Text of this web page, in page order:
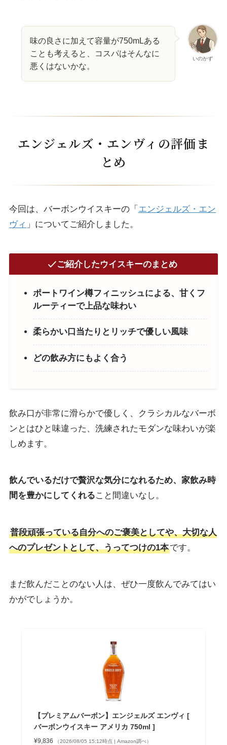
いのかず
味の良さに加えて容量が750mLある
ことも考えると、コスパはそんなに
悪くはないかな。
エンジェルズ・エンヴィの評価ま
とめ
今回は、バーボンウイスキーの「 エンジェルズ・エン
ヴィ 」についてご紹介しました。
ご紹介したウイスキーのまとめ
ポートワイン樽フィニッシュによる、甘くフ
ルーティーで上品な味わい
柔らかい口当たりとリッチで優しい風味
どの飲み方にもよく合う
飲み口が非常に滑らかで優しく、クラシカルなバーボ
ンとはひと味違った、洗練されたモダンな味わいが楽
しめます。
飲んでいるだけで贅沢な気分になれるため、家飲み時
間を豊かにしてくれること間違いなし。
普段頑張っている自分へのご褒美としてや、大切な人
へのプレゼントとして、うってつけの1本です。
まだ飲んだことのない人は、ぜひ一度飲んでみてはい
かがでしょうか。
【プレミアムバーボン】エンジェルズ エンヴィ [
バーボンウイスキー アメリカ 750ml ]
¥9,836 （2026/08/05 15:12時点 | Amazon調べ）